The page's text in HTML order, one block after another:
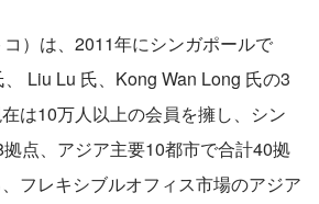
）は、2011年にシンガポールで
Liu Lu 氏、Kong Wan Long 氏の3
は10万人以上の会員を擁し、シン
点、アジア主要10都市で合計40拠
フレキシブルオフィス市場のアジア